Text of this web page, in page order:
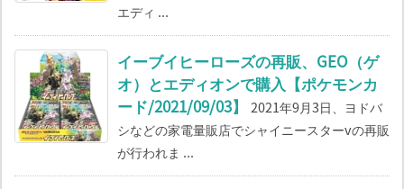
エディ ...
イーブイヒーローズの再販、GEO（ゲ
オ）とエディオンで購入【ポケモンカ
ード/2021/09/03】
2021年9月3日、ヨドバ
シなどの家電量販店でシャイニースターvの再販
が行われま ...